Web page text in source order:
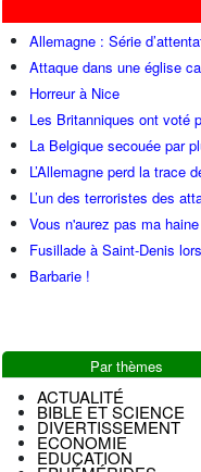
Allemagne : Série
Attaque dans une église
Horreur à Nice
Les Britanniques ont voté
La Belgique secouée par
L’Allemagne perd la trace
L’un des terroristes des
Vous n'aurez pas ma haine
Fusillade à Saint-Denis
Barbarie !
Par thèmes
ACTUALITÉ
BIBLE ET SCIENCE
DIVERTISSEMENT
ECONOMIE
EDUCATION